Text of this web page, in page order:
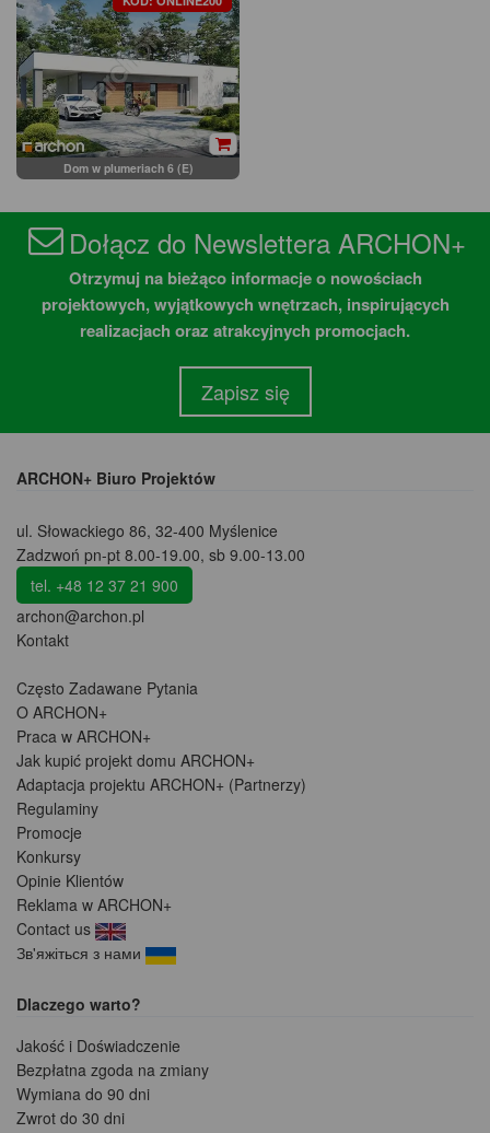
Dom w plumeriach 6 (E)
Dołącz do Newslettera ARCHON+
Otrzymuj na bieżąco informacje o nowościach
projektowych, wyjątkowych wnętrzach, inspirujących
realizacjach oraz atrakcyjnych promocjach.
Zapisz się
ARCHON+ Biuro Projektów
ul. Słowackiego 86, 32-400 Myślenice
Zadzwoń pn-pt 8.00-19.00, sb 9.00-13.00
tel. +48 12 37 21 900
archon@archon.pl
Kontakt
Często Zadawane Pytania
O ARCHON+
Praca w ARCHON+
Jak kupić projekt domu ARCHON+
Adaptacja projektu ARCHON+ (Partnerzy)
Regulaminy
Promocje
Konkursy
Opinie Klientów
Reklama w ARCHON+
Contact us
Зв'яжіться з нами
Dlaczego warto?
Jakość i Doświadczenie
Bezpłatna zgoda na zmiany
Wymiana do 90 dni
Zwrot do 30 dni